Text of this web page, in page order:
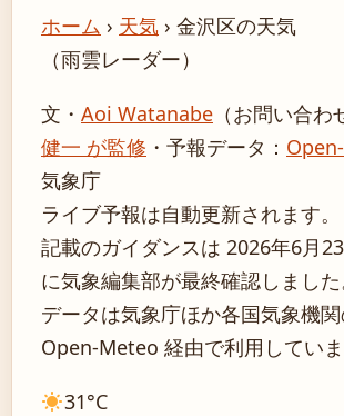
ホーム › 天気 › 金沢区の天気
（雨雲レーダー）
文・ Aoi Watanabe （お問い合わ
健一 が監修 ・ 予報データ：
気象庁
ライブ予報は自動更新されます。
記載のガイダンスは 2026年6月
に気象編集部が最終確認しました
データは気象庁ほか各国気象機
Open-Meteo 経由で利用していま
31°C